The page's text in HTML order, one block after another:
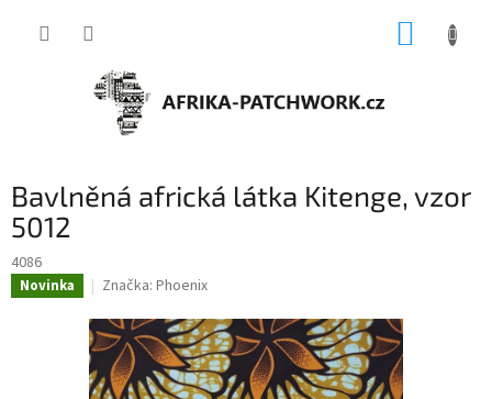
Bavlněná africká látka Kitenge, vzor
5012
4086
Novinka Značka: Phoenix